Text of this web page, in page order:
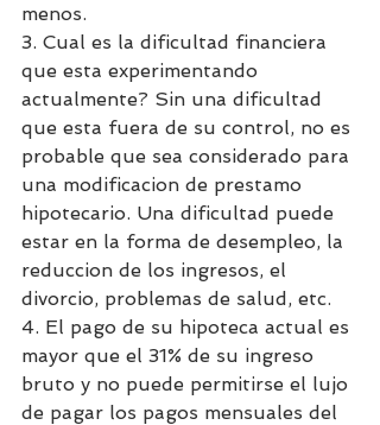
menos.
3. Cual es la dificultad financiera
que esta experimentando
actualmente? Sin una dificultad
que esta fuera de su control, no es
probable que sea considerado para
una modificacion de prestamo
hipotecario. Una dificultad puede
estar en la forma de desempleo, la
reduccion de los ingresos, el
divorcio, problemas de salud, etc.
4. El pago de su hipoteca actual es
mayor que el 31% de su ingreso
bruto y no puede permitirse el lujo
de pagar los pagos mensuales del